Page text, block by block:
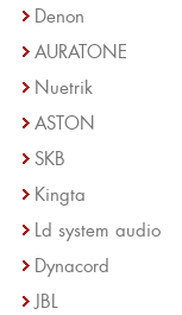
Denon
AURATONE
Nuetrik
ASTON
SKB
Kingta
Ld system audio
Dynacord
JBL